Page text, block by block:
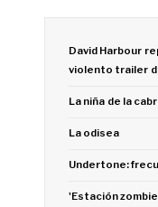
David Harbour
violento trailer
La niña de la
La odisea
Undertone:
'Estación